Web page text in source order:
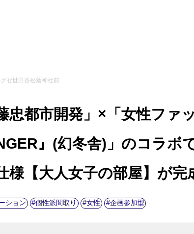
ゼ世田谷松陰神社前
忠都市開発」×「女性ファ
』(幻冬舎)」のコラボで
様【大人女子の部屋】が完
ション 個性派間取り 女性 企画参加型